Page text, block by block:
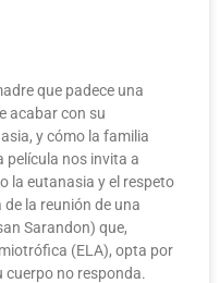
que padece una
acabar con su
y cómo la familia
película nos invita a
la eutanasia y el respeto
la reunión de una
Sarandon) que,
(ELA), opta por
cuerpo no responda.